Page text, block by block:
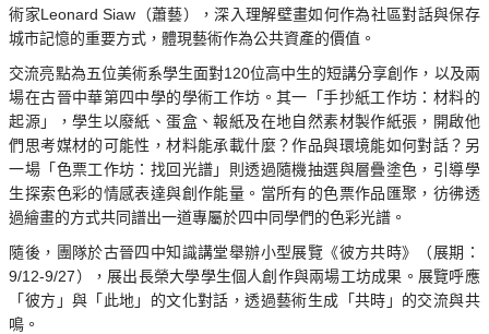
術家Leonard Siaw（蕭藝），深入理解壁畫如何作為社區對話與保存
城市記憶的重要方式，體現藝術作為公共資產的價值。
交流亮點為五位美術系學生面對120位高中生的短講分享創作，以及兩
場在古晉中華第四中學的學術工作坊。其一「手抄紙工作坊：材料的
起源」，學生以廢紙、蛋盒、報紙及在地自然素材製作紙張，開啟他
們思考媒材的可能性，材料能承載什麼？作品與環境能如何對話？另
一場「色票工作坊：找回光譜」則透過隨機抽選與層疊塗色，引導學
生探索色彩的情感表達與創作能量。當所有的色票作品匯聚，彷彿透
過繪畫的方式共同譜出一道專屬於四中同學們的色彩光譜。
隨後，團隊於古晉四中知識講堂舉辦小型展覽《彼方共時》（展期：
9/12-9/27），展出長榮大學學生個人創作與兩場工坊成果。展覽呼應
「彼方」與「此地」的文化對話，透過藝術生成「共時」的交流與共
鳴。